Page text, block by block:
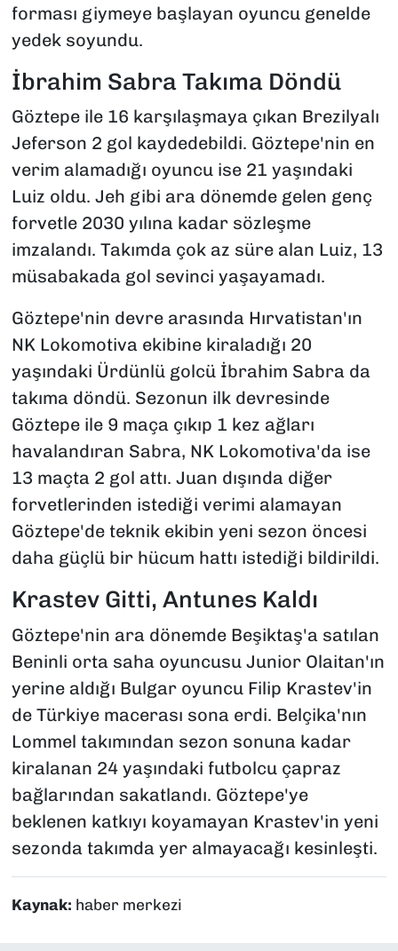
forması giymeye başlayan oyuncu genelde
yedek soyundu.
İbrahim Sabra Takıma Döndü
Göztepe ile 16 karşılaşmaya çıkan Brezilyalı
Jeferson 2 gol kaydedebildi. Göztepe'nin en
verim alamadığı oyuncu ise 21 yaşındaki
Luiz oldu. Jeh gibi ara dönemde gelen genç
forvetle 2030 yılına kadar sözleşme
imzalandı. Takımda çok az süre alan Luiz, 13
müsabakada gol sevinci yaşayamadı.
Göztepe'nin devre arasında Hırvatistan'ın
NK Lokomotiva ekibine kiraladığı 20
yaşındaki Ürdünlü golcü İbrahim Sabra da
takıma döndü. Sezonun ilk devresinde
Göztepe ile 9 maça çıkıp 1 kez ağları
havalandıran Sabra, NK Lokomotiva'da ise
13 maçta 2 gol attı. Juan dışında diğer
forvetlerinden istediği verimi alamayan
Göztepe'de teknik ekibin yeni sezon öncesi
daha güçlü bir hücum hattı istediği bildirildi.
Krastev Gitti, Antunes Kaldı
Göztepe'nin ara dönemde Beşiktaş'a satılan
Beninli orta saha oyuncusu Junior Olaitan'ın
yerine aldığı Bulgar oyuncu Filip Krastev'in
de Türkiye macerası sona erdi. Belçika'nın
Lommel takımından sezon sonuna kadar
kiralanan 24 yaşındaki futbolcu çapraz
bağlarından sakatlandı. Göztepe'ye
beklenen katkıyı koyamayan Krastev'in yeni
sezonda takımda yer almayacağı kesinleşti.
Kaynak: haber merkezi